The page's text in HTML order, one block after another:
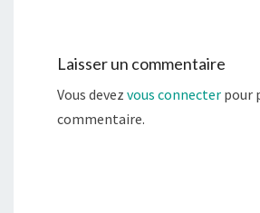
Laisser un commentaire
Vous devez vous connecter pour
commentaire.